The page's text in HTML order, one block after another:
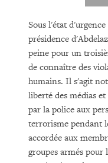
TÉLÉCHARGER
Sous l'état
présidence
peine pour un
de connaître des
humains. Il s'agit
liberté des médias et
par la police aux
terrorisme pendant
accordée aux
groupes armés pour